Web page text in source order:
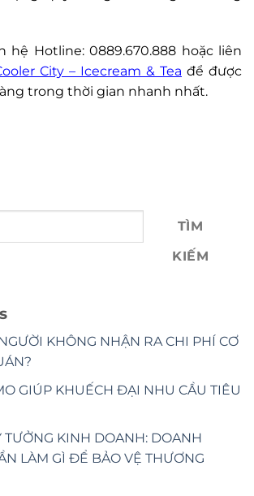
hệ Hotline: 0889.670.888 hoặc liên
City – Icecream & Tea để được
trong thời gian nhanh nhất.
TÌM
KIẾM
KHÔNG NHẬN RA CHI PHÍ CƠ
GIÚP KHUẾCH ĐẠI NHU CẦU TIÊU
TƯỞNG KINH DOANH: DOANH
LÀM GÌ ĐỂ BẢO VỆ THƯƠNG